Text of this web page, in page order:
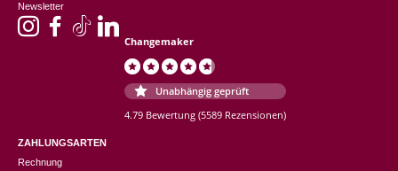
Newsletter
Changemaker
Unabhängig geprüft
4.79 Bewertung (5589 Rezensionen)
ZAHLUNGSARTEN
Rechnung